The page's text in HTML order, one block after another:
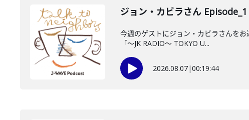
ジョン・カビラさん Episode_1
今週のゲストにジョン・カビラさんをお
「〜JK RADIO〜 TOKYO U...
2026.08.07|00:19:44